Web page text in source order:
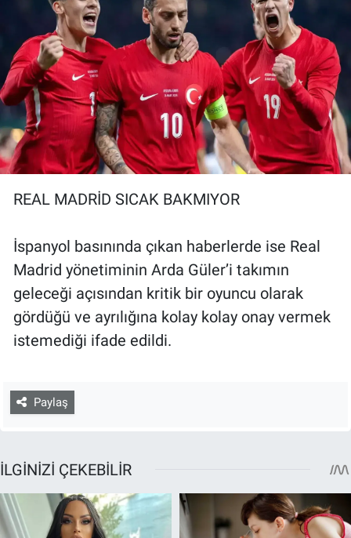
REAL MADRİD SICAK BAKMIYOR
İspanyol basınında çıkan haberlerde ise Real
Madrid yönetiminin Arda Güler’i takımın
geleceği açısından kritik bir oyuncu olarak
gördüğü ve ayrılığına kolay kolay onay vermek
istemediği ifade edildi.
Paylaş